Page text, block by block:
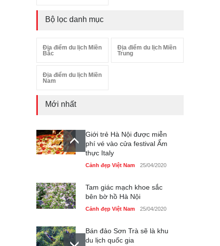
Bộ lọc danh mục
Địa điểm du lịch Miền
Bắc
Địa điểm du lịch Miền
Trung
Địa điểm du lịch Miền
Nam
Mới nhất
Giới trẻ Hà Nội được miễn
phí vé vào cửa festival Ẩm
thực Italy
Cảnh đẹp Việt Nam 25/04/2020
Tam giác mạch khoe sắc
bên bờ hồ Hà Nội
Cảnh đẹp Việt Nam 25/04/2020
Bán đảo Sơn Trà sẽ là khu
du lịch quốc gia